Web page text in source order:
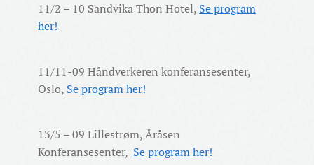
11/2 – 10 Sandvika Thon Hotel, Se program
her!
11/11-09 Håndverkeren konferansesenter,
Oslo, Se program her!
13/5 – 09 Lillestrøm, Åråsen
Konferansesenter, Se program her!